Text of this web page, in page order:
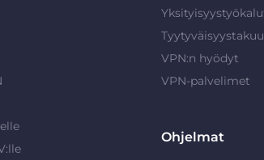
Tyytyväisyystakuu
VPN:n hyödyt
VPN-palvelimet
Ohjelmat